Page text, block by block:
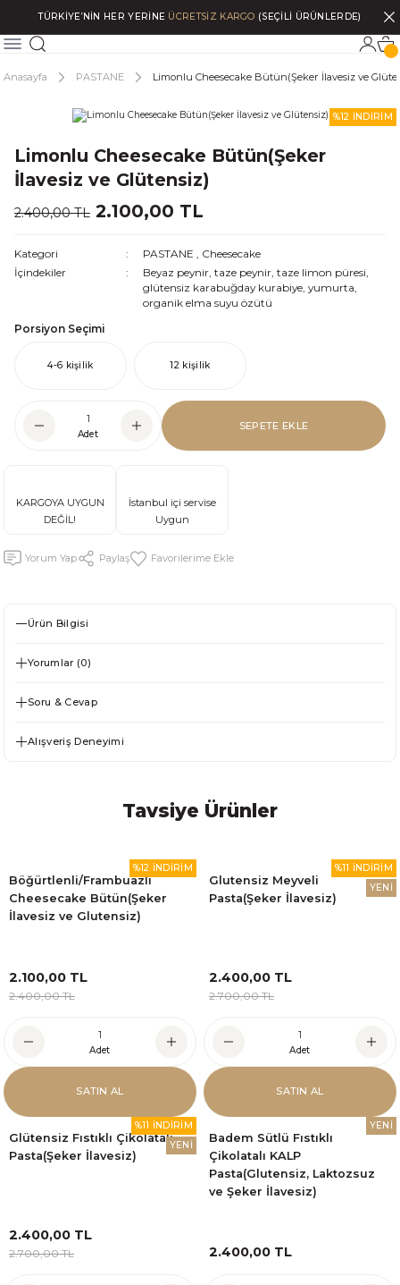
TÜRKİYE’NİN HER YERİNE ÜCRETSİZ KARGO (SEÇİLİ ÜRÜNLERDE)
Anasayfa PASTANE Limonlu Cheesecake Bütün(Şeker İlavesiz ve
%12 İNDİRİM
Limonlu Cheesecake Bütün(Şeker
İlavesiz ve Glütensiz)
2.400,00 TL 2.100,00 TL
Kategori PASTANE , Cheesecake
İçindekiler
Beyaz peynir, taze peynir, taze limon püresi,
glütensiz karabuğday kurabiye, yumurta,
organik elma suyu özütü
Porsiyon Seçimi
4-6 kişilik 12 kişilik
Adet
SEPETE EKLE
KARGOYA UYGUN
DEĞİL!
İstanbul içi servise
Uygun
Yorum Yap Paylaş
Ürün Bilgisi
Yorumlar (0)
Soru & Cevap
Alışveriş Deneyimi
Tavsiye Ürünler
%12 İNDİRİM
Böğürtlenli/Frambuazlı
Cheesecake Bütün(Şeker
İlavesiz ve Glutensiz)
2.100,00 TL
2.400,00 TL
Adet
SATIN AL
%11 İNDİRİM
YENİ
Glutensiz Meyveli
Pasta(Şeker İlavesiz)
2.400,00 TL
2.700,00 TL
Adet
SATIN AL
%11 İNDİRİM
YENİ
Glütensiz Fıstıklı Çikolatalı
Pasta(Şeker İlavesiz)
2.400,00 TL
2.700,00 TL
YENİ
Badem Sütlü Fıstıklı
Çikolatalı KALP
Pasta(Glutensiz, Laktozsuz
ve Şeker İlavesiz)
2.400,00 TL